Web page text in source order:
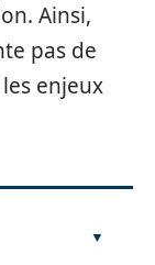
Ainsi,
pas de
enjeux